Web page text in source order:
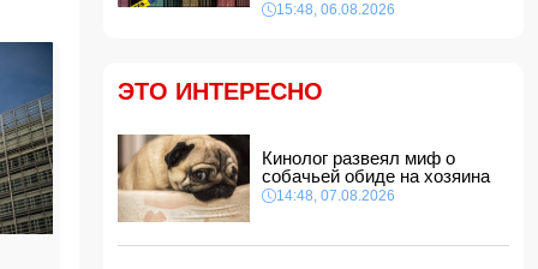
ВС РФ поразили три судна с грузами для
Во Флориде мужчина поймал 96 питонов и
11:24, 07.08.2026
Том Холланд и Зендея тайно поженились
11:22, 07.08.2026
Трагедия в Тертере: пожилые супруги стали
15:48, 06.08.2026
ЭТО ИНТЕРЕСНО
Кинолог развеял миф о
собачьей обиде на хозяина
14:48, 07.08.2026